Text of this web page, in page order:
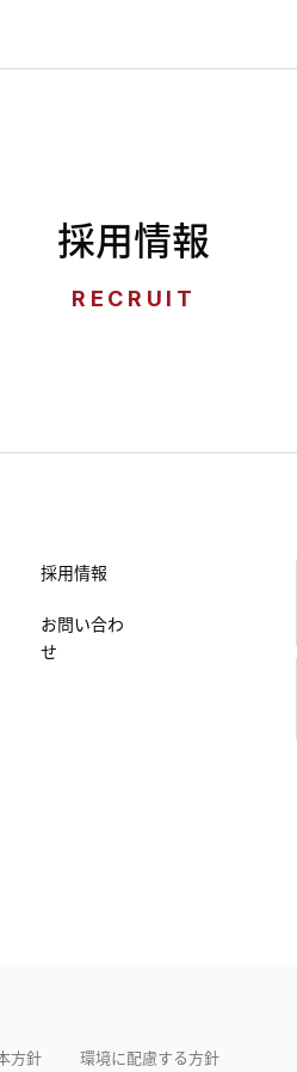
採用情報
RECRUIT
採用情報
お問い合わ
せ
方針 環境に配慮する方針